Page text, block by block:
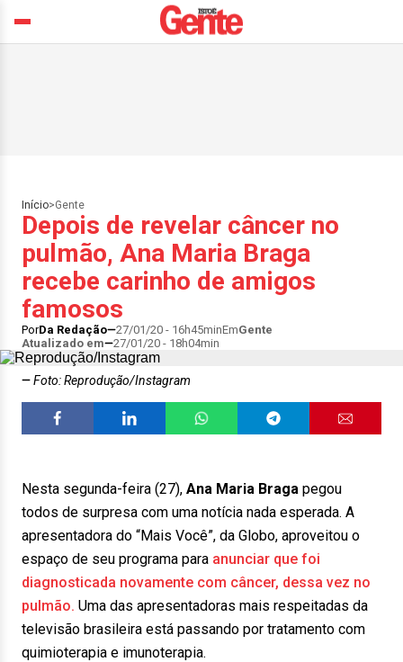
Início>Gente
Depois de revelar câncer no
pulmão, Ana Maria Braga
recebe carinho de amigos
famosos
PorDa Redação 27/01/20 - 16h45minEmGente
Atualizado em
27/01/20 - 18h04min
Foto: Reprodução/Instagram
Nesta segunda-feira (27), Ana Maria Braga pegou
todos de surpresa com uma notícia nada esperada. A
apresentadora do “Mais Você”, da Globo, aproveitou o
espaço de seu programa para anunciar que foi
diagnosticada novamente com câncer, dessa vez no
pulmão. Uma das apresentadoras mais respeitadas da
televisão brasileira está passando por tratamento com
quimioterapia e imunoterapia.